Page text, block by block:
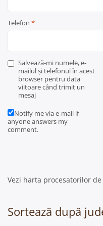
Telefon *
Salvează-mi numele, e-
mailul și telefonul în acest
browser pentru data
viitoare când trimit un
mesaj
Notify me via e-mail if
anyone answers my
comment.
Vezi harta procesatorilor
Sortează după